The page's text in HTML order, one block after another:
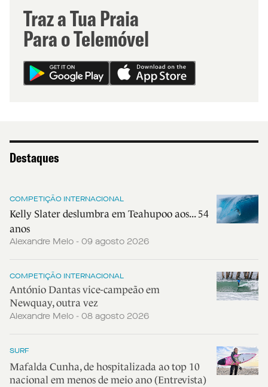
Traz a Tua Praia
Para o Telemóvel
Destaques
COMPETIÇÃO INTERNACIONAL
Kelly Slater deslumbra em Teahupoo aos... 54
anos
Alexandre Melo - 09 agosto 2026
COMPETIÇÃO INTERNACIONAL
António Dantas vice-campeão em
Newquay, outra vez
Alexandre Melo - 08 agosto 2026
SURF
Mafalda Cunha, de hospitalizada ao top 10
nacional em menos de meio ano (Entrevista)